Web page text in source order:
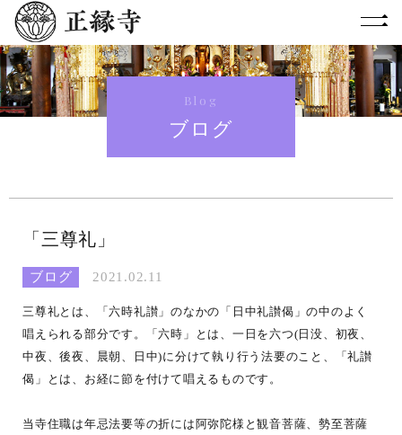
Blog
ブログ
「三尊礼」
ブログ 2021.02.11
三尊礼とは、「六時礼讃」のなかの「日中礼讃偈」の中のよく
唱えられる部分です。「六時」とは、一日を六つ(日没、初夜、
中夜、後夜、晨朝、日中)に分けて執り行う法要のこと、「礼讃
偈」とは、お経に節を付けて唱えるものです。
当寺住職は年忌法要等の折には阿弥陀様と観音菩薩、勢至菩薩